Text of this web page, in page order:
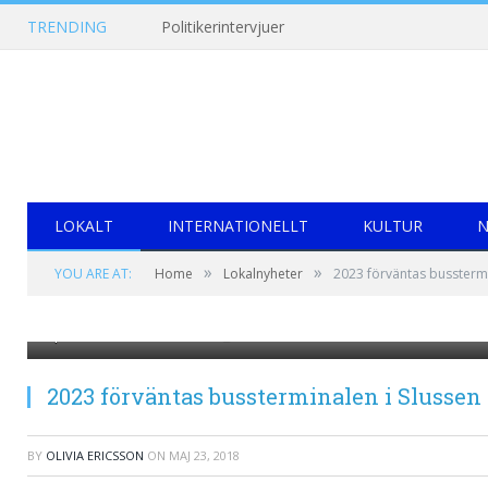
TRENDING Politikerintervjuer
LOKALT INTERNATIONELLT KULTUR
YOU ARE AT: Home » Lokalnyheter » 2023 förväntas
2023 förväntas bussterminalen i
BY OLIVIA ERICSSON ON MAJ 23, 2018